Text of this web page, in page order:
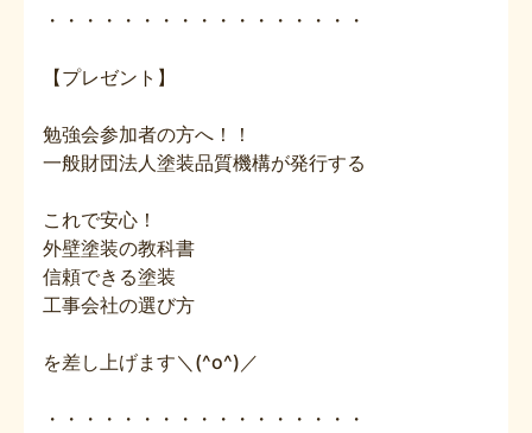
・・・・・・・・・・・・・・・・・
【プレゼント】
勉強会参加者の方へ！！
一般財団法人塗装品質機構が発行する
これで安心！
外壁塗装の教科書
信頼できる塗装
工事会社の選び方
を差し上げます＼(^o^)／
・・・・・・・・・・・・・・・・・